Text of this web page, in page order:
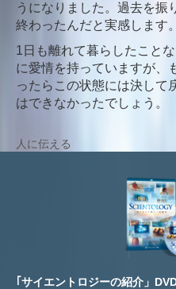
うになりました。過去を振
終わったんだと実感します。
1日も離れて暮らしたこと
に愛情を持っていますが、
ったらこの状態には決して
はできなかったでしょう。
人に伝える
｢サイエントロジーの紹介」